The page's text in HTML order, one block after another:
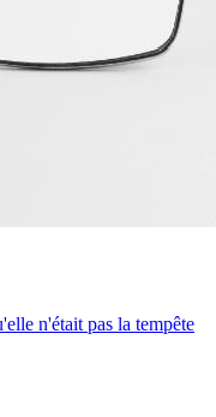
n'était pas la tempête